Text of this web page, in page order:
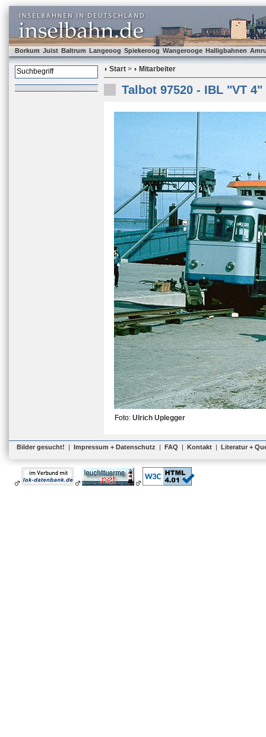
Borkum Juist Baltrum Langeoog Spiekeroog Wangerooge Halligbahnen
Start > Mitarbeiter
Talbot 97520 - IBL "VT 4"
Foto: Ulrich Uplegger
Bilder gesucht! | Impressum + Datenschutz | FAQ | Kontakt | Literatur +